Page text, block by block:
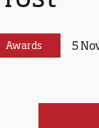
Awards 5